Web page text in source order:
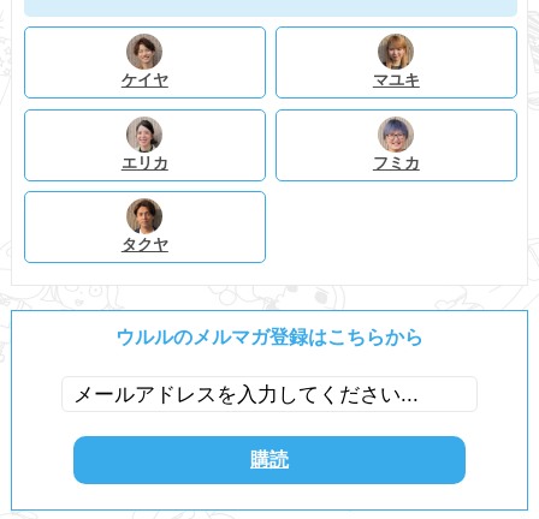
ケイヤ マユキ
エリカ フミカ
タクヤ
ウルルのメルマガ登録はこちらから